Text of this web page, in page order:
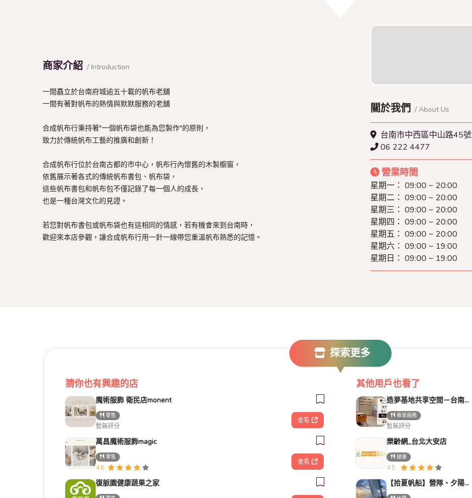
查看本店特約名單
商家介紹 / Introduction
一間矗立於台南府城逾五十載的帆布老舖
一間有著對帆布的熱情與默默服務的老舖
合成帆布行秉持著"一個帆布袋也能為您製作"的原則，
致力於傳統帆布工藝的推廣和創新！
合成帆布行位於台南古都的市中心，帆布行內懷舊的木製櫥窗，
依舊展示著各式的傳統帆布書包、帆布袋，
這些帆布書包和帆布包不僅記錄了每一個人的成長，
也是一種台灣文化的見證。
若您對帆布書包或帆布袋也有這相同的情感，若有機會來到台南時，
歡迎來本店參觀，讓合成帆布行用一針一線帶您重溫帆布熟悉的記憶。
關於我們 / About Us
台南市中西區中山路45號
06 222 4477
營業時間
星期一： 09:00 ~ 20:00
星期二： 09:00 ~ 20:00
星期三： 09:00 ~ 20:00
星期四： 09:00 ~ 20:00
星期五： 09:00 ~ 20:00
星期六： 09:00 ~ 19:00
星期日： 09:00 ~ 19:00
探索更多
猜你也有興趣的店
魔術服飾 衛民店monent
零售
暫無評分
查看
萬昌魔術服飾magic
零售
4.6
查看
復脈園健康蔬果之家
其他用戶也看了
造夢基地共享空間－台南火車站站前館
專業服務
暫無評分
樂齡網_台北大安店
健康
4.5
【拾夏帆船】營隊、夕陽團、包船、客製化帆船體驗（預約制）